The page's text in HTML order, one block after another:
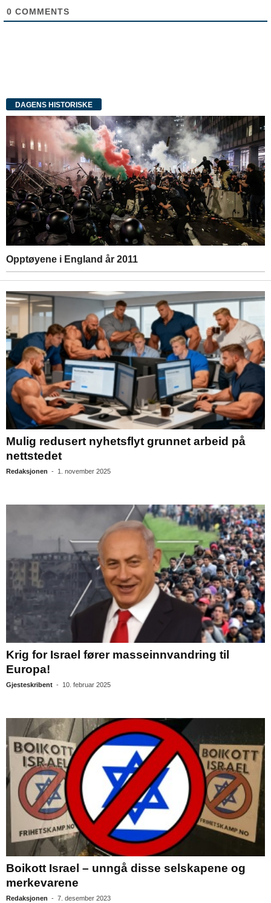
0 COMMENTS
DAGENS HISTORISKE
Opptøyene i England år 2011
Mulig redusert nyhetsflyt grunnet arbeid på
nettstedet
Redaksjonen - 1. november 2025
Krig for Israel fører masseinnvandring til
Europa!
Gjesteskribent - 10. februar 2025
Boikott Israel – unngå disse selskapene og
merkevarene
Redaksjonen - 7. desember 2023